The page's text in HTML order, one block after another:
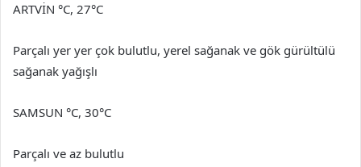
ARTVİN °C, 27°C
Parçalı yer yer çok bulutlu, yerel sağanak ve gök gürültülü
sağanak yağışlı
SAMSUN °C, 30°C
Parçalı ve az bulutlu